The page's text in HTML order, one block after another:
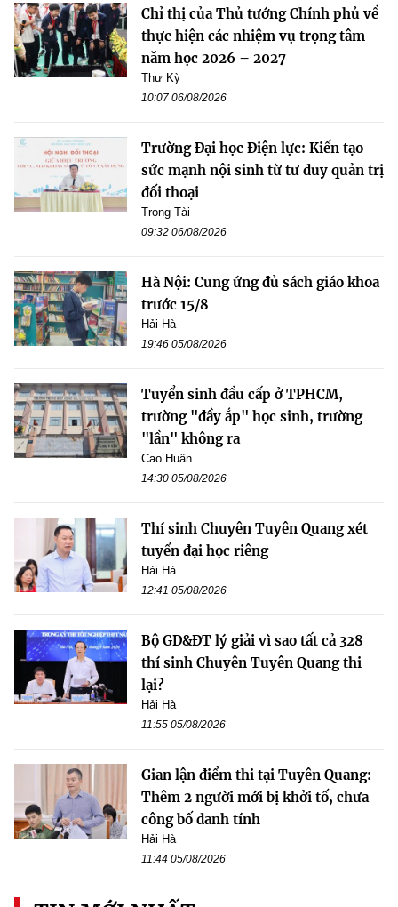
Chỉ thị của Thủ tướng Chính phủ về
thực hiện các nhiệm vụ trọng tâm
năm học 2026 – 2027
Thư Kỳ
10:07 06/08/2026
Trường Đại học Điện lực: Kiến tạo
sức mạnh nội sinh từ tư duy quản trị
đối thoại
Trọng Tài
09:32 06/08/2026
Hà Nội: Cung ứng đủ sách giáo khoa
trước 15/8
Hải Hà
19:46 05/08/2026
Tuyển sinh đầu cấp ở TPHCM,
trường "đầy ắp" học sinh, trường
"lần" không ra
Cao Huân
14:30 05/08/2026
Thí sinh Chuyên Tuyên Quang xét
tuyển đại học riêng
Hải Hà
12:41 05/08/2026
Bộ GD&ĐT lý giải vì sao tất cả 328
thí sinh Chuyên Tuyên Quang thi
lại?
Hải Hà
11:55 05/08/2026
Gian lận điểm thi tại Tuyên Quang:
Thêm 2 người mới bị khởi tố, chưa
công bố danh tính
Hải Hà
11:44 05/08/2026